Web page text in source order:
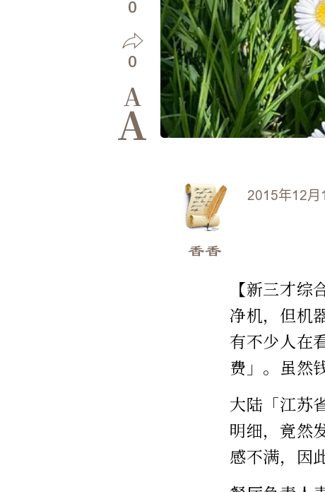
0
0
A
A
2015年12月
香香
【新三才
净机，但机
有不少人在
费」。虽然
大陆「江苏
明细，竟然
感不满，因